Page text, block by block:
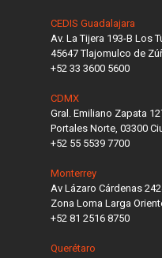
CEDIS Guadalajara
Av. La Tijera 193-B Los
45647 Tlajomulco de
+52 33 3600 5600
CDMX
Gral. Emiliano Zapata
Portales Norte, 03300
+52 55 5539 7700
Monterrey
Av Lázaro Cárdenas
Zona Loma Larga
+52 81 2516 8750
Querétaro